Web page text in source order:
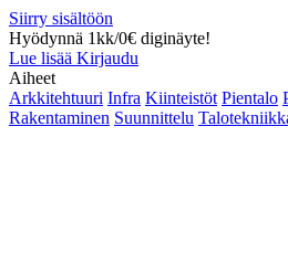
Siirry sisältöön
Hyödynnä 1kk/0€ diginäyte!
Lue lisää Kirjaudu
Aiheet
Arkkitehtuuri Infra Kiinteistöt Pientalo
Rakentaminen Suunnittelu